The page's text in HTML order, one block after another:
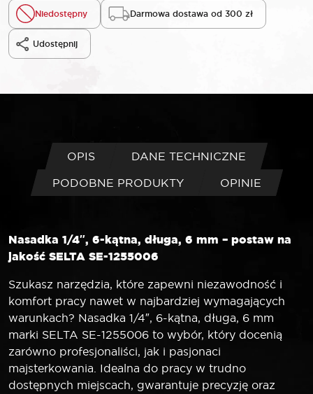
Niedostępny Darmowa dostawa od 300 zł
Udostępnij
OPIS
DANE TECHNICZNE
PODOBNE PRODUKTY
OPINIE
Nasadka 1/4″, 6-kątna, długa, 6 mm – postaw na
jakość SELTA SE-1255006
Szukasz narzędzia, które zapewni niezawodność i
komfort pracy nawet w najbardziej wymagających
warunkach? Nasadka 1/4″, 6-kątna, długa, 6 mm
marki SELTA SE-1255006 to wybór, który docenią
zarówno profesjonaliści, jak i pasjonaci
majsterkowania. Idealna do pracy w trudno
dostępnych miejscach, gwarantuje precyzję oraz